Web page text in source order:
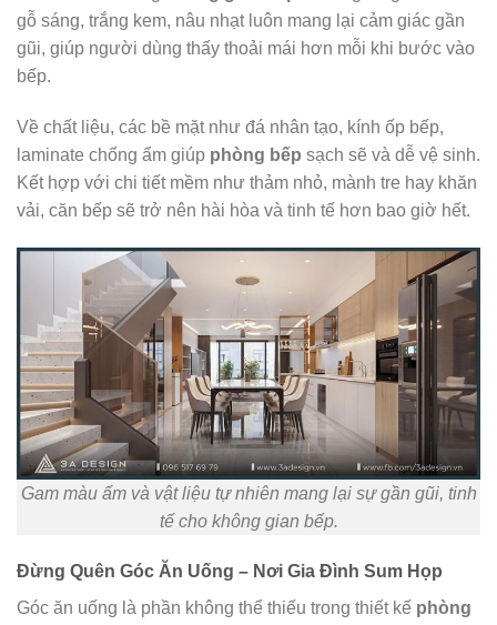
gỗ sáng, trắng kem, nâu nhạt luôn mang lại cảm giác gần
gũi, giúp người dùng thấy thoải mái hơn mỗi khi bước vào
bếp.
Về chất liệu, các bề mặt như đá nhân tạo, kính ốp bếp,
laminate chống ẩm giúp phòng bếp sạch sẽ và dễ vệ sinh.
Kết hợp với chi tiết mềm như thảm nhỏ, mành tre hay khăn
vải, căn bếp sẽ trở nên hài hòa và tinh tế hơn bao giờ hết.
Gam màu ấm và vật liệu tự nhiên mang lại sự gần gũi, tinh
tế cho không gian bếp.
Đừng Quên Góc Ăn Uống – Nơi Gia Đình Sum Họp
Góc ăn uống là phần không thể thiếu trong thiết kế phòng